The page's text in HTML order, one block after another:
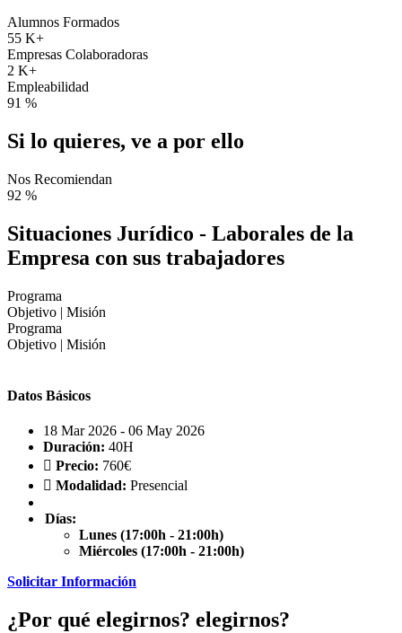
Alumnos Formados
55 K+
Empresas Colaboradoras
2 K+
Empleabilidad
91 %
Si lo quieres, ve a por ello
Nos Recomiendan
92 %
Situaciones Jurídico - Laborales de la
Empresa con sus trabajadores
Programa
Objetivo | Misión
Programa
Objetivo | Misión
Datos Básicos
18 Mar 2026 - 06 May 2026
Duración: 40H
Precio: 760€
Modalidad: Presencial
Días:
Lunes (17:00h - 21:00h)
Miércoles (17:00h - 21:00h)
Solicitar Información
¿Por qué elegirnos? elegirnos?